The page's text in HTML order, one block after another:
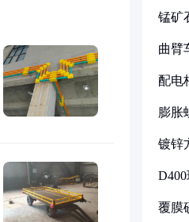
锰矿
曲臂
配电
膨胀
镀锌
覆膜